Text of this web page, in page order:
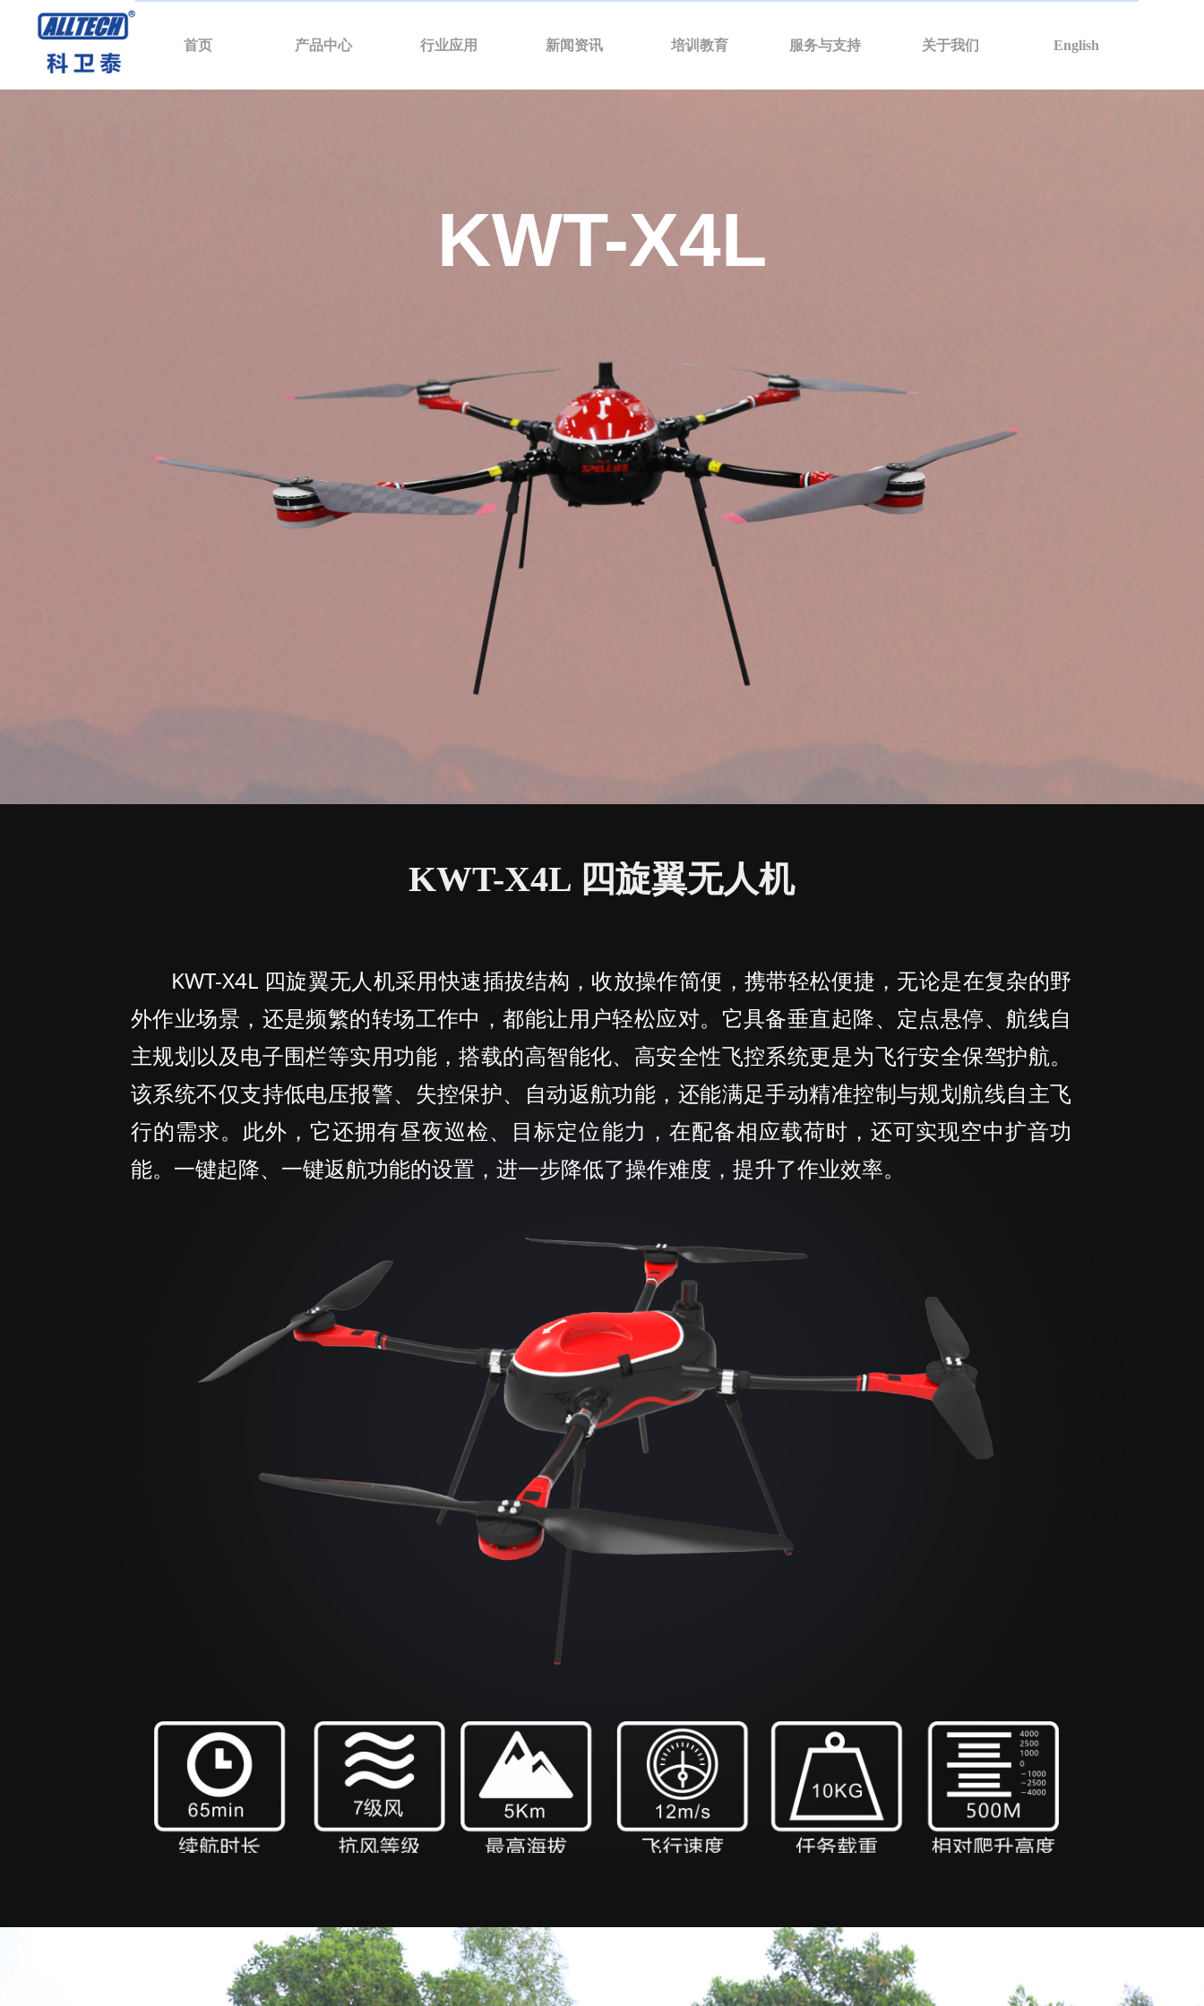
首页 产品中心 行业应用 新闻资讯 培训教育 服务与支持 关于我们 English
KWT-X4L
KWT-X4L 四旋翼无人机
KWT-X4L 四旋翼无人机采用快速插拔结构，收放操作简便，携带轻松便捷，无论是在复杂的野
外作业场景，还是频繁的转场工作中，都能让用户轻松应对。它具备垂直起降、定点悬停、航线自
主规划以及电子围栏等实用功能，搭载的高智能化、高安全性飞控系统更是为飞行安全保驾护航。
该系统不仅支持低电压报警、失控保护、自动返航功能，还能满足手动精准控制与规划航线自主飞
行的需求。此外，它还拥有昼夜巡检、目标定位能力，在配备相应载荷时，还可实现空中扩音功
能。一键起降、一键返航功能的设置，进一步降低了操作难度，提升了作业效率。